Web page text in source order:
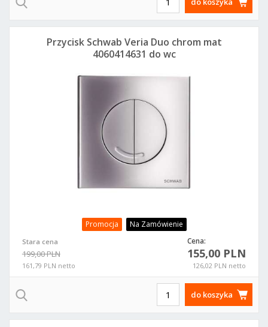
Promocja Na Zamówienie
Stara cena
199,00 PLN
161,79 PLN netto
Cena:
155,00 PLN
126,02 PLN netto
Przycisk Schwab Veria Duo chrom mat
4060414631 do wc
do koszyka